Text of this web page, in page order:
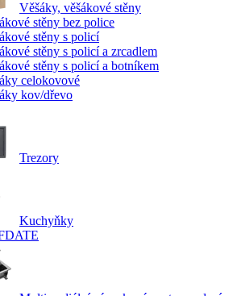
Věšáky, věšákové stěny
stěny bez police
stěny s policí
stěny s policí a zrcadlem
stěny s policí a botníkem
celokovové
kov/dřevo
Trezory
Kuchyňky